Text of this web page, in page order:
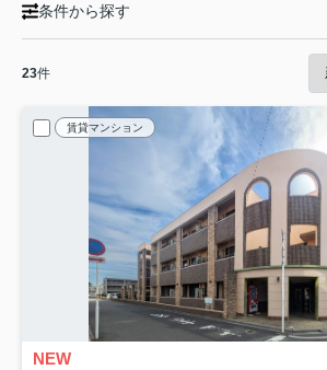
条件から探す
23件
賃貸マンション
NEW